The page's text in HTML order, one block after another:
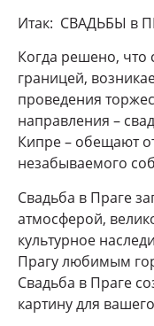
Итак: СВАДЬБЫ в
Когда решено, что
границей,
проведения
направления –
Кипре – обещают
незабываемого
Свадьба в Праге
атмосферой,
культурное
Прагу любимым
Свадьба в Праге
картину для